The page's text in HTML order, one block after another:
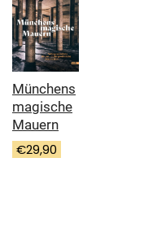
Münchens
magische
Mauern
€29,90